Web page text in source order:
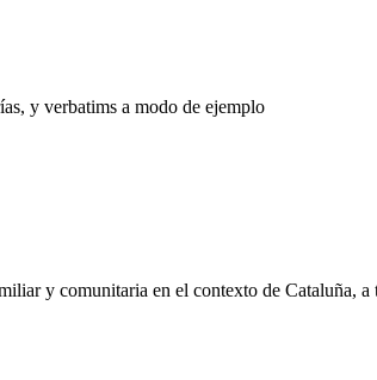
y verbatims a modo de ejemplo
y comunitaria en el contexto de Cataluña, a